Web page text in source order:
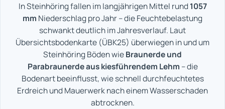
In Steinhöring fallen im langjährigen Mittel rund 1057
mm Niederschlag pro Jahr – die Feuchtebelastung
schwankt deutlich im Jahresverlauf. Laut
Übersichtsbodenkarte (ÜBK25) überwiegen in und um
Steinhöring Böden wieBraunerde und
Parabraunerde aus kiesführendem Lehm – die
Bodenart beeinflusst, wie schnell durchfeuchtetes
Erdreich und Mauerwerk nach einem Wasserschaden
abtrocknen.